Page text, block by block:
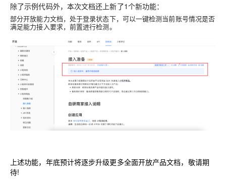
除了示例代码外，本次文档还上新了1个新功能：
部分开放能力文档，处于登录状态下，可以一键检测当前账号情况是否
满足能力接入要求，前置进行检测。
上述功能，年底预计将逐步升级更多全面开放产品文档，敬请期
待!